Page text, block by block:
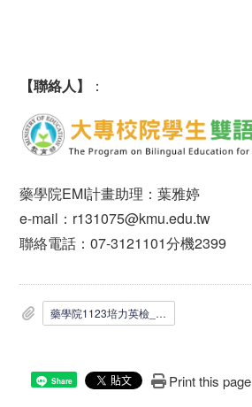
【聯絡人】 ：
藥學院EMI計畫助理：葉雅婷
e-mail：r131075@kmu.edu.tw
聯絡電話：07-3121101分機2399
藥學院1123培力英檢_聽讀_測驗名冊公告.pdf
Share Print this page